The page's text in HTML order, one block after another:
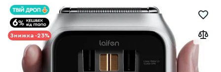
Знижка -23%